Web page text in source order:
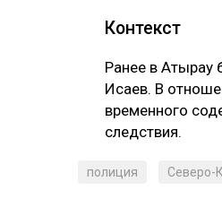
Контекст
Ранее в Атырау
Исаев. В
временного
следствия.
полиция Северо-